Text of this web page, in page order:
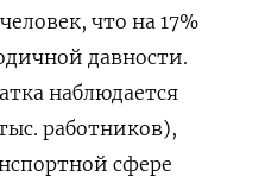
что на 17%
давности.
наблюдается
работников),
сфере